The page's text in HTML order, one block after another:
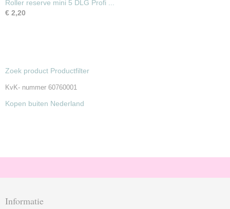
Roller reserve mini 5 DLG Profi ...
€ 2,20
Zoek product Productfilter
KvK- nummer 60760001
Kopen buiten Nederland
Informatie